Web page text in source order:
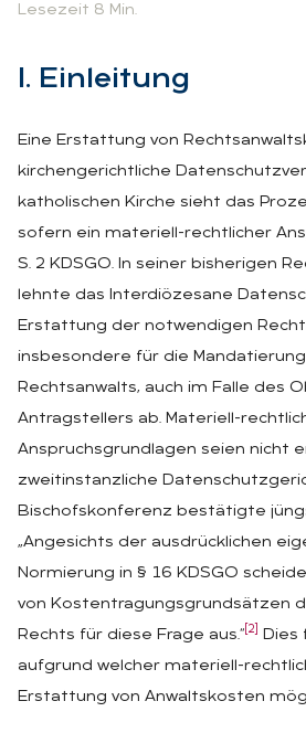
Lesezeit 8 Min.
I. Ein­lei­tung
Eine Erstattung von
kirchengerichtliche
katholischen Kirche sieht das
sofern ein materiell-rechtlicher
S. 2 KDSGO. In seiner bisherigen
lehnte das Interdiözesane
Erstattung der notwendigen
insbesondere für die
Rechtsanwalts, auch im Falle des
Antragstellers ab. Materiell-
Anspruchsgrundlagen seien nicht
zweitinstanzliche
Bischofskonferenz bestätigte
„Angesichts der ausdrücklichen
Normierung in § 16 KDSGO
von Kostentragungsgrundsätzen
Rechts für diese Frage aus.“ [2]
Dies
aufgrund welcher materiell-
Erstattung von Anwaltskosten